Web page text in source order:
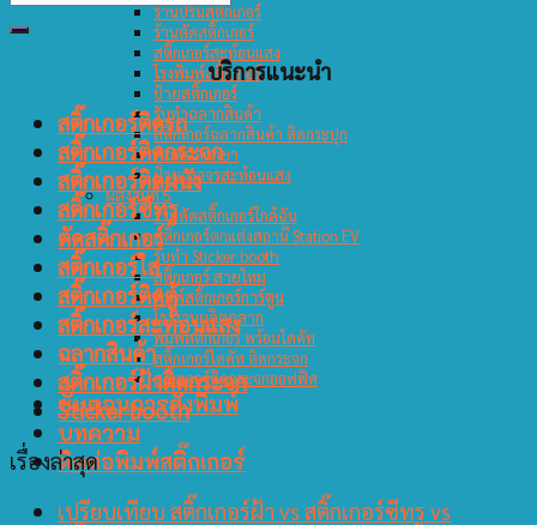
ร้านปริ้นสติกเกอร์
ร้านตัดสติ๊กเกอร์
สติ๊กเกอร์สะท้อนแสง
โรงพิมพ์สติ๊กเกอร์
ป้ายสติ๊กเกอร์
รับทำฉลากสินค้า
สติ๊กเกอร์ฉลากสินค้า ติดกระปุก
พิมพ์ฉลากยา
ป้ายจราจรสะท้อนแสง
ผลงานที่ 5
ร้านตัดสติ๊กเกอร์ใกล้ฉัน
สติ๊กเกอร์ตกแต่งสถานี Station EV
รับทำ Sticker booth
สติ๊กเกอร์ สายไหม
พิมพ์สติ๊กเกอร์การ์ตูน
โรงงานผลิตฉลาก
พิมพ์สติกเกอร์ พร้อมไดคัท
สติ๊กเกอร์ไดคัท ติดกระจก
สติ๊กเกอร์ติดกระจกออฟฟิศ
ขั้นตอนการสั่งพิมพ์
บทความ
ติดต่อพิมพ์สติ๊กเกอร์
บริการแนะนำ
สติ๊กเกอร์ติดรถ
สติ๊กเกอร์ติดกระจก
สติ๊กเกอร์ติดผนัง
สติ๊กเกอร์ซีทรู
ตัดสติ๊กเกอร์
สติ๊กเกอร์ใส
สติ๊กเกอร์ติดตู้
สติ๊กเกอร์สะท้อนแสง
ฉลากสินค้า
สติ๊กเกอร์ฝ้าติดกระจก
Sticker booth
เรื่องล่าสุด
เปรียบเทียบ สติ๊กเกอร์ฝ้า vs สติ๊กเกอร์ซีทรู vs